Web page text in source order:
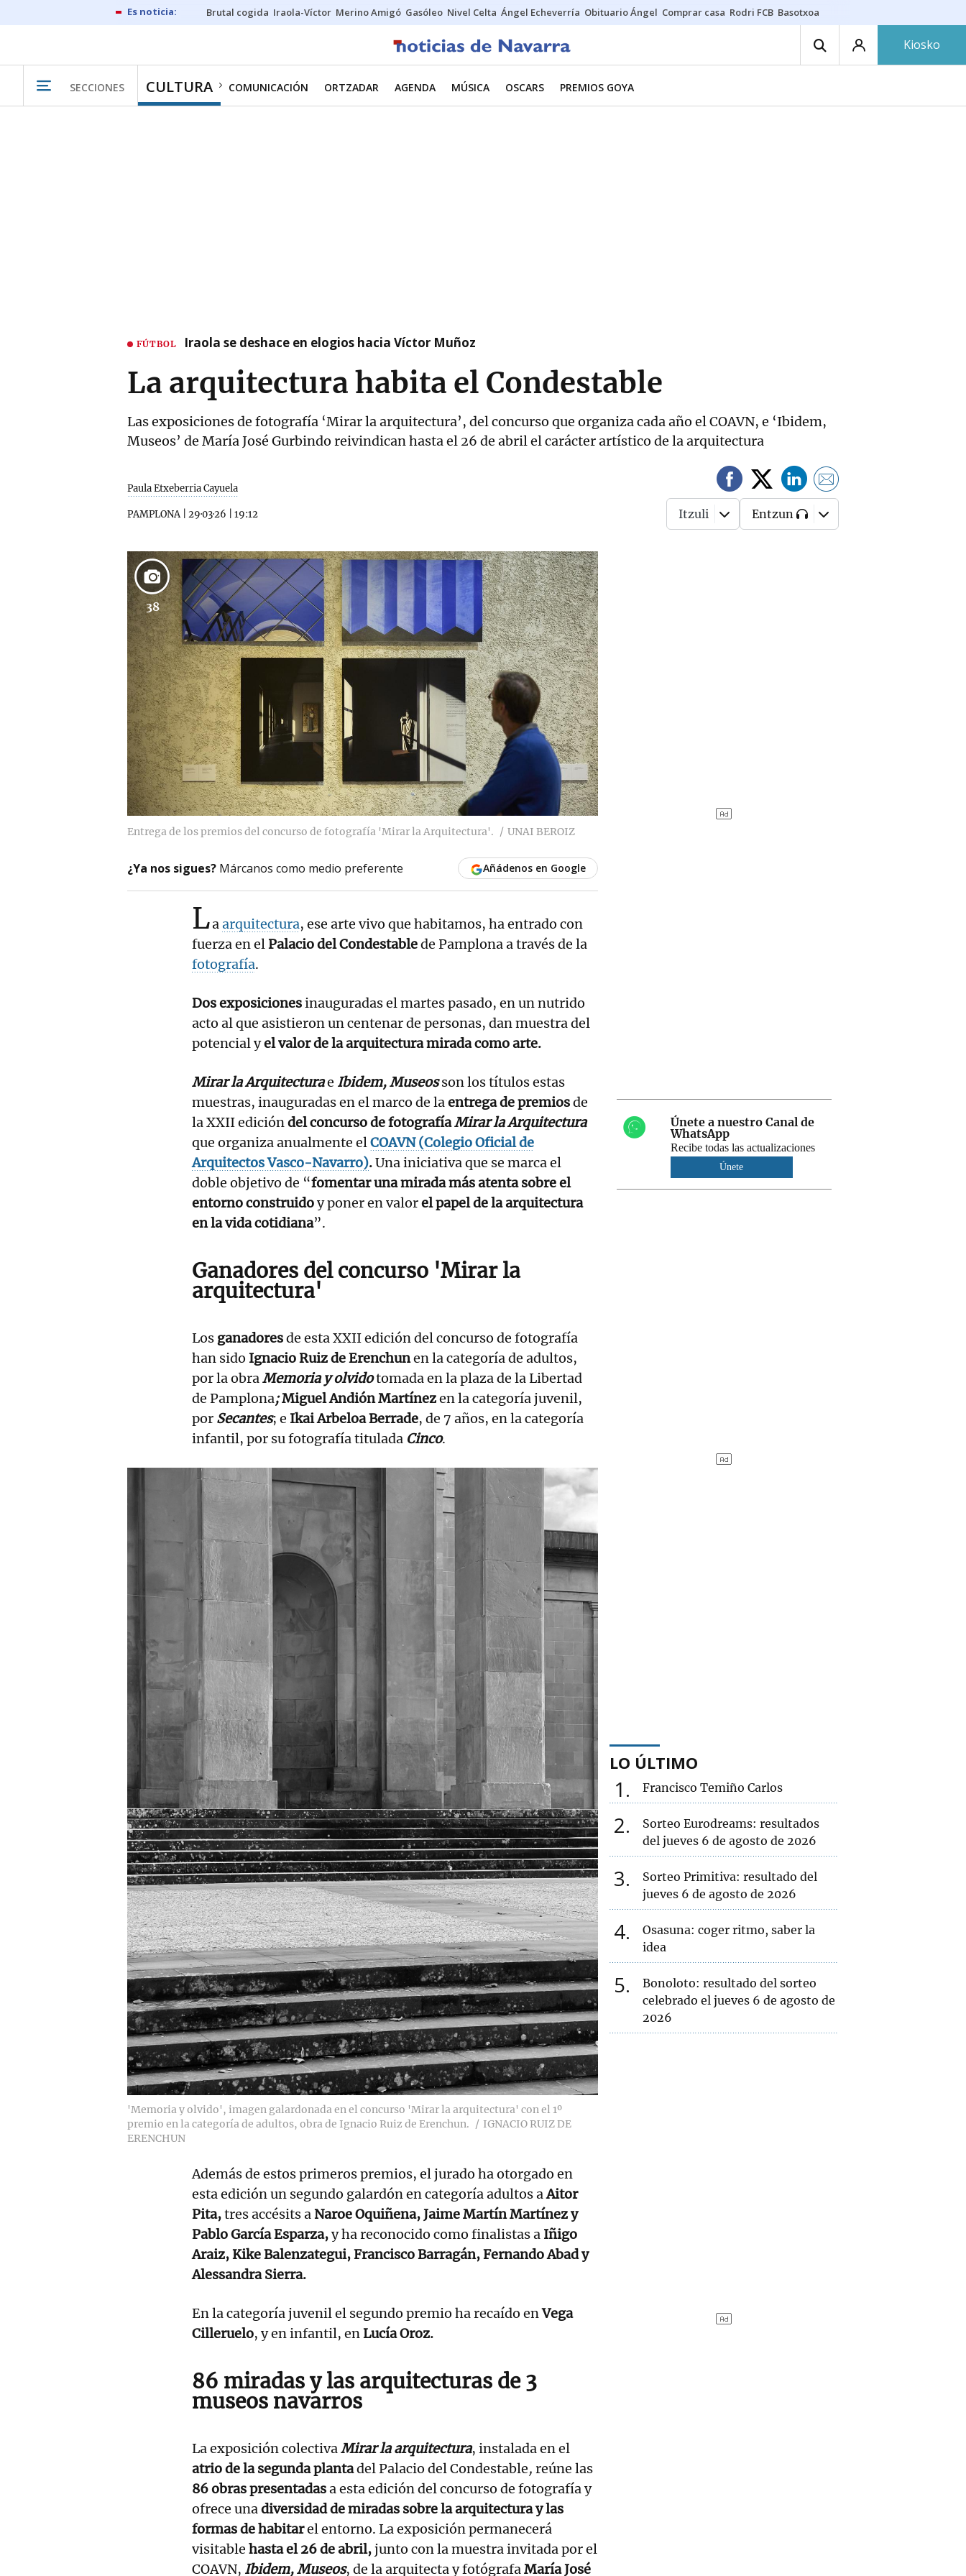
Brutal cogida Iraola-Víctor Merino Amigó Gasóleo Nivel Celta Ángel Echeverría Obituario Ángel Comprar casa Rodri FCB Basotxoa
Kiosko
SECCIONES CULTURA COMUNICACIÓN ORTZADAR AGENDA MÚSICA OSCARS PREMIOS GOYA
FÚTBOL Iraola se deshace en elogios hacia Víctor Muñoz
La arquitectura habita el Condestable
Las exposiciones de fotografía ‘Mirar la arquitectura’, del concurso que organiza cada año el COAVN, e ‘Ibidem,
Museos’ de María José Gurbindo reivindican hasta el 26 de abril el carácter artístico de la arquitectura
Paula Etxeberria Cayuela
PAMPLONA| 29·03·26 19:12 Itzuli Entzun
38
Entrega de los premios del concurso de fotografía 'Mirar la Arquitectura'. UNAI BEROIZ
¿Ya nos sigues? Márcanos como medio preferente Añádenos en Google
Laarquitectura, ese arte vivo que habitamos, ha entrado con
fuerza en elPalacio del Condestablede Pamplona a través de la
fotografía.
Dos exposicionesinauguradas el martes pasado, en un nutrido
acto al que asistieron un centenar de personas, dan muestra del
potencial yel valor de la arquitectura mirada como arte.
Mirar la Arquitecturae Ibidem, Museosson los títulos estas
muestras, inauguradas en el marco de laentrega de premiosde
la XXII edicióndel concurso de fotografíaMirar la Arquitectura
que organiza anualmente elCOAVN (Colegio Oficial de
Arquitectos Vasco-Navarro).Una iniciativa que se marca el
doble objetivo de “fomentar una mirada más atenta sobre el
entorno construidoy poner en valorel papel de la arquitectura
en la vida cotidiana”.
Ganadores del concurso 'Mirar la
arquitectura'
Los ganadoresde esta XXII edición del concurso de fotografía
han sido Ignacio Ruiz de Erenchunen la categoría de adultos,
por la obraMemoria y olvidotomada en la plaza de la Libertad
de Pamplona;Miguel Andión Martínezen la categoría juvenil,
por Secantes; e Ikai Arbeloa Berrade, de 7 años, en la categoría
infantil, por su fotografía titulada Cinco.
'Memoria y olvido', imagen galardonada en el concurso 'Mirar la arquitectura' con el 1º
premio en la categoría de adultos, obra de Ignacio Ruiz de Erenchun.
IGNACIO RUIZ DE
ERENCHUN
Además de estos primeros premios, el jurado ha otorgado en
esta edición un segundo galardón en categoría adultos aAitor
Pita,tres accésits a Naroe Oquiñena, Jaime Martín Martínez y
Pablo García Esparza,y ha reconocido como finalistas a Iñigo
Araiz, Kike Balenzategui, Francisco Barragán, Fernando Abad y
Alessandra Sierra.
En la categoría juvenil el segundo premio ha recaído enVega
Cilleruelo, y en infantil, en Lucía Oroz.
86 miradas y las arquitecturas de 3
museos navarros
La exposición colectiva Mirar la arquitectura, instalada en el
atrio de la segunda plantadel Palacio del Condestable, reúne las
86 obras presentadasa esta edición del concurso de fotografía y
ofrece una diversidad de miradas sobre la arquitectura y las
formas de habitarel entorno. La exposición permanecerá
visitable hasta el 26 de abril,junto con la muestra invitada por el
COAVN, Ibidem, Museos, de la arquitecta y fotógrafa María José
Únete a nuestro Canal de
WhatsApp
Recibe todas las actualizaciones
Únete
LO ÚLTIMO
1 Francisco Temiño Carlos
2
Sorteo Eurodreams: resultados
del jueves 6 de agosto de 2026
3
Sorteo Primitiva: resultado del
jueves 6 de agosto de 2026
4
Osasuna: coger ritmo, saber la
idea
5
Bonoloto: resultado del sorteo
celebrado el jueves 6 de agosto de
2026